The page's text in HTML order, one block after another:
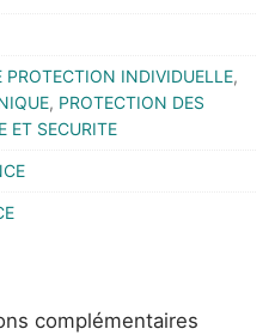
PROTECTION INDIVIDUELLE,
, PROTECTION DES
ET SECURITE
complémentaires